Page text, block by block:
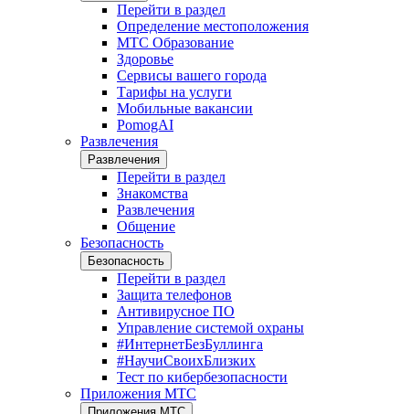
Перейти в раздел
Определение местоположения
МТС Образование
Здоровье
Сервисы вашего города
Тарифы на услуги
Мобильные вакансии
PomogAI
Развлечения
Развлечения
Перейти в раздел
Знакомства
Развлечения
Общение
Безопасность
Безопасность
Перейти в раздел
Защита телефонов
Антивирусное ПО
Управление системой охраны
#ИнтернетБезБуллинга
#НаучиСвоихБлизких
Тест по кибербезопасности
Приложения МТС